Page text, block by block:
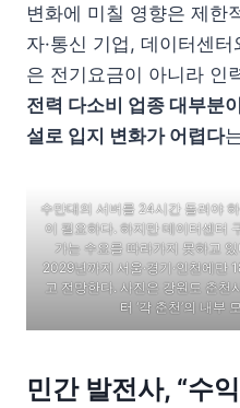
변화에 미칠 영향은 제한
자·통신 기업, 데이터센
은 전기요금이 아니라 인
전력 다소비 업종 대부분
설로 입지 변화가 어렵다
수만대의 서버를 24시간 돌려야
이 필요하다. 하지만 데이터센터
가는 수요를 따라가지 못하고
2029년까지 서울·경기·인천에만
고 전망한다. 사진은 강원도 춘천
터 ‘각 춘천’의 내부
민간 발전사, “수